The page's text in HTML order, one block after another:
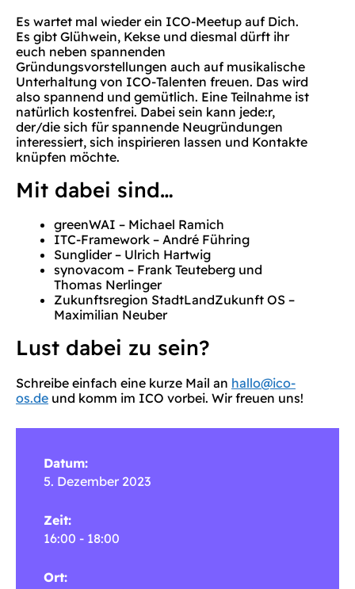
Es wartet mal wieder ein ICO-Meetup auf Dich.
Es gibt Glühwein, Kekse und diesmal dürft ihr
euch neben spannenden
Gründungsvorstellungen auch auf musikalische
Unterhaltung von ICO-Talenten freuen. Das wird
also spannend und gemütlich. Eine Teilnahme ist
natürlich kostenfrei. Dabei sein kann jede:r,
der/die sich für spannende Neugründungen
interessiert, sich inspirieren lassen und Kontakte
knüpfen möchte.
Mit dabei sind…
greenWAI – Michael Ramich
ITC-Framework – André Führing
Sunglider – Ulrich Hartwig
synovacom – Frank Teuteberg und
Thomas Nerlinger
Zukunftsregion StadtLandZukunft OS –
Maximilian Neuber
Lust dabei zu sein?
Schreibe einfach eine kurze Mail an hallo@ico-
os.de und komm im ICO vorbei. Wir freuen uns!
Datum:
5. Dezember 2023
Zeit:
16:00 - 18:00
Ort: